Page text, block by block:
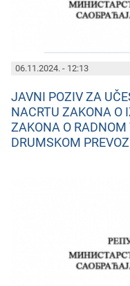
06.11.2024. - 12:13
JAVNI POZIV ZA
NACRTU ZAKONA
ZAKONA O RADNOM
DRUMSKOM